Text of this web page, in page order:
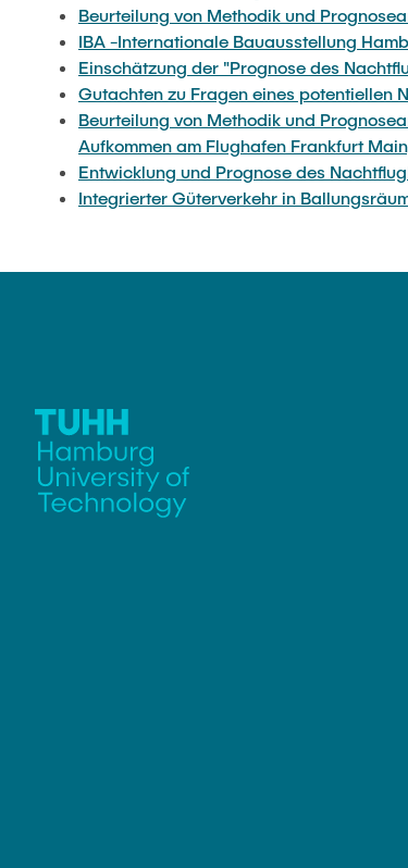
Beurteilung von Methodik und
IBA -Internationale Bauausstellung
Einschätzung der "Prognose des
Gutachten zu Fragen eines potentiellen
Beurteilung von Methodik und
Aufkommen am Flughafen Frankfurt
Entwicklung und Prognose des
Integrierter Güterverkehr in